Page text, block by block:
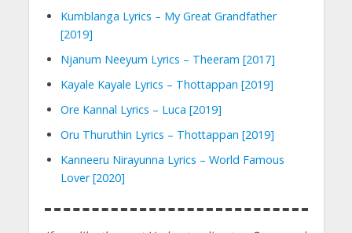
Kumblanga Lyrics – My Great Grandfather
[2019]
Njanum Neeyum Lyrics – Theeram [2017]
Kayale Kayale Lyrics – Thottappan [2019]
Ore Kannal Lyrics – Luca [2019]
Oru Thuruthin Lyrics – Thottappan [2019]
Kanneeru Nirayunna Lyrics – World Famous
Lover [2020]